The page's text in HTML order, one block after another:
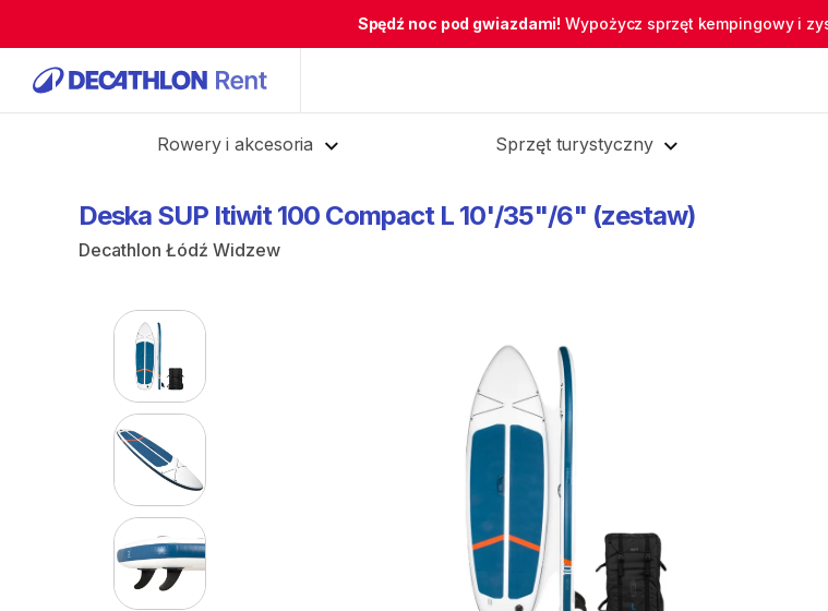
Spędź noc pod gwiazdami! Wypożycz sprzęt kempingowy i
Rowery i akcesoria Sprzęt turystyczny
Deska SUP Itiwit 100 Compact L 10'​/​35"​/​6" (zestaw)
Decathlon Łódź Widzew